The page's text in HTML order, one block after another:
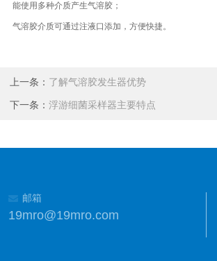
能使用多种介质产生气溶胶；
气溶胶介质可通过注液口添加，方便快捷。
上一条： 了解气溶胶发生器优势
下一条： 浮游细菌采样器主要特点
邮箱
19mro@19mro.com